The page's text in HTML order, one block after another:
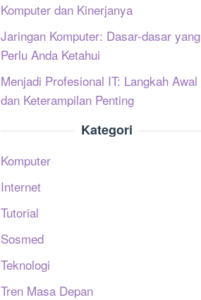
Komputer dan Kinerjanya
Jaringan Komputer: Dasar-dasar yang
Perlu Anda Ketahui
Menjadi Profesional IT: Langkah Awal
dan Keterampilan Penting
Kategori
Komputer
Internet
Tutorial
Sosmed
Teknologi
Tren Masa Depan